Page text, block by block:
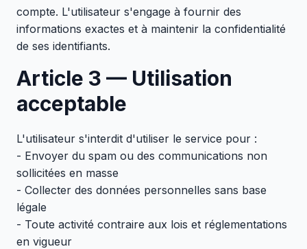
compte. L'utilisateur s'engage à fournir des
informations exactes et à maintenir la confidentialité
de ses identifiants.
Article 3 — Utilisation
acceptable
L'utilisateur s'interdit d'utiliser le service pour :
- Envoyer du spam ou des communications non
sollicitées en masse
- Collecter des données personnelles sans base
légale
- Toute activité contraire aux lois et réglementations
en vigueur